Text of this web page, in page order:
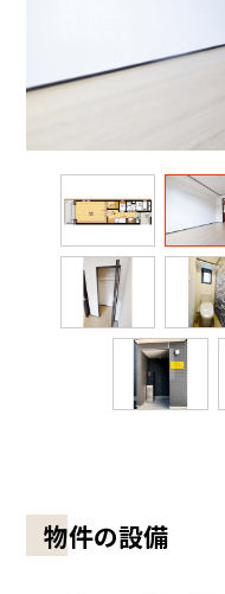
物件の設備